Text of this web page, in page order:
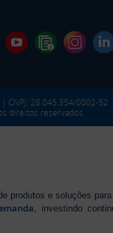
| CNPJ: 28.045.354/0002-52
direitos reservados.
produtos e soluções
, investindo